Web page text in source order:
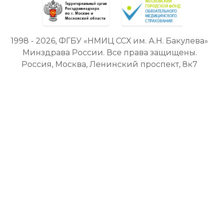
1998 - 2026, ФГБУ «НМИЦ ССХ им. А.Н. Бакулева»
Минздрава России. Все права защищены.
Россия, Москва, Ленинский проспект, 8к7